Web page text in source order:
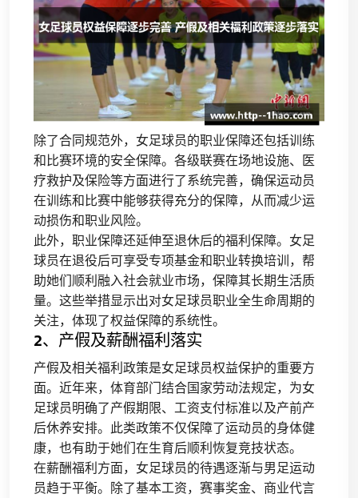
除了合同规范外，女足球员的职业保障还包括训练
和比赛环境的安全保障。各级联赛在场地设施、医
疗救护及保险等方面进行了系统完善，确保运动员
在训练和比赛中能够获得充分的保障，从而减少运
动损伤和职业风险。
此外，职业保障还延伸至退休后的福利保障。女足
球员在退役后可享受专项基金和职业转换培训，帮
助她们顺利融入社会就业市场，保障其长期生活质
量。这些举措显示出对女足球员职业全生命周期的
关注，体现了权益保障的系统性。
2、产假及薪酬福利落实
产假及相关福利政策是女足球员权益保护的重要方
面。近年来，体育部门结合国家劳动法规定，为女
足球员明确了产假期限、工资支付标准以及产前产
后休养安排。此类政策不仅保障了运动员的身体健
康，也有助于她们在生育后顺利恢复竞技状态。
在薪酬福利方面，女足球员的待遇逐渐与男足运动
员趋于平衡。除了基本工资，赛事奖金、商业代言